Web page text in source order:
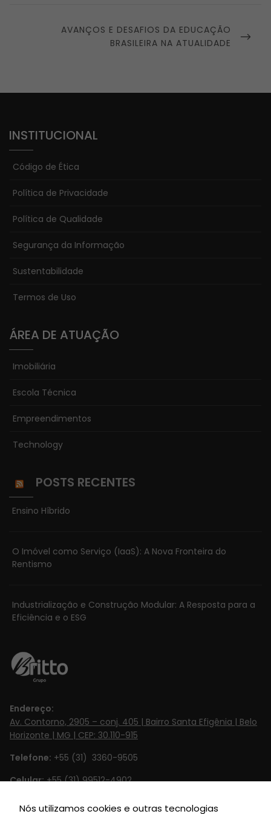
NEXT
AVANÇOS E DESAFIOS DA EDUCAÇÃO
BRASILEIRA NA ATUALIDADE
INSTITUCIONAL
Código de Ética
Política de Privacidade
Política de Qualidade
Segurança da Informação
Sustentabilidade
Termos de Uso
ÁREA DE ATUAÇÃO
Imobiliária
Escola Técnica
Empreendimentos
Technology
POSTS RECENTES
Ensino Híbrido
O Imóvel como Serviço (IaaS): A Nova Fronteira do
Rentismo
Industrialização e Construção Modular: A Resposta para a
Eficiência e o ESG
Endereço:
Av. Contorno, 2905 – conj. 405 | Bairro Santa Efigênia | Belo
Horizonte | MG | CEP: 30.110-915
Telefone: +55 (31) 3360-9505
Celular:+55 (31) 99512-4902‬
Email:
contato@britto.com.br
Nós utilizamos cookies e outras tecnologias
melhorar a
Experiência